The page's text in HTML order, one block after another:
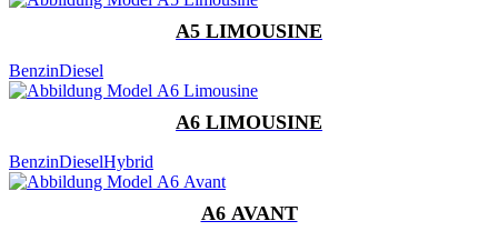
A5 LIMOUSINE
BenzinDiesel
A6 LIMOUSINE
BenzinDieselHybrid
A6 AVANT